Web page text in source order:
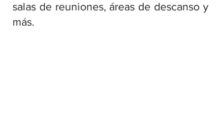
salas de reuniones, áreas de descanso y
más.